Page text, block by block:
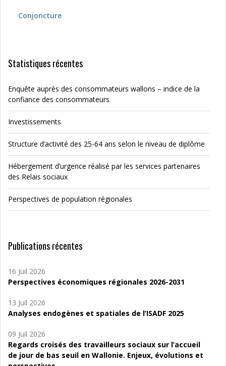
Conjoncture
Statistiques récentes
Enquête auprès des consommateurs wallons – indice de la
confiance des consommateurs
Investissements
Structure d’activité des 25-64 ans selon le niveau de diplôme
Hébergement d’urgence réalisé par les services partenaires
des Relais sociaux
Perspectives de population régionales
Publications récentes
16 Juil 2026
Perspectives économiques régionales 2026-2031
13 Juil 2026
Analyses endogènes et spatiales de l’ISADF 2025
09 Juil 2026
Regards croisés des travailleurs sociaux sur l’accueil
de jour de bas seuil en Wallonie. Enjeux, évolutions et